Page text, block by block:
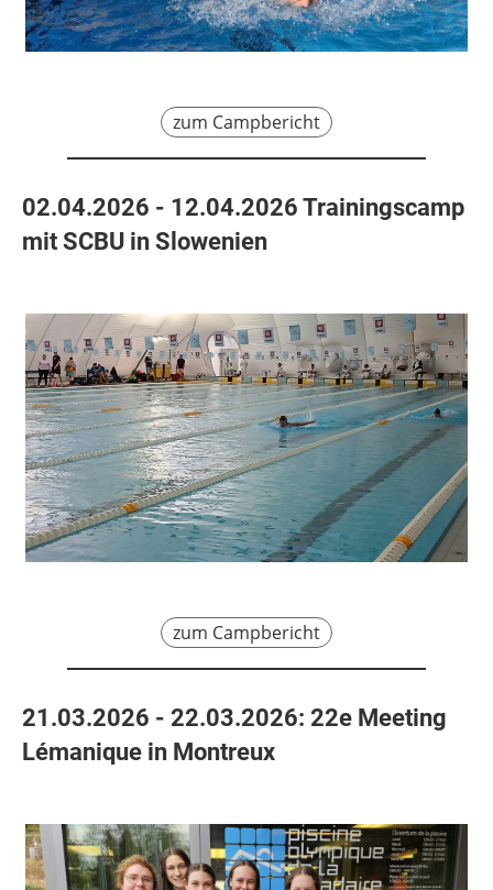
zum Campbericht
02.04.2026 - 12.04.2026 Trainingscamp
mit SCBU in Slowenien
zum Campbericht
21.03.2026 - 22.03.2026: 22e Meeting
Lémanique in Montreux